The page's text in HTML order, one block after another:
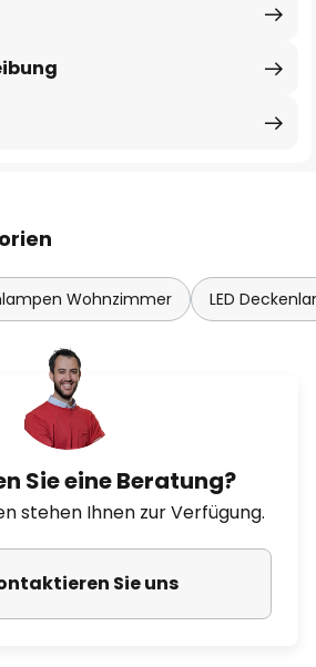
Wohnzimmer LED
Sie eine Beratung?
stehen Ihnen zur Verfügung.
Sie uns